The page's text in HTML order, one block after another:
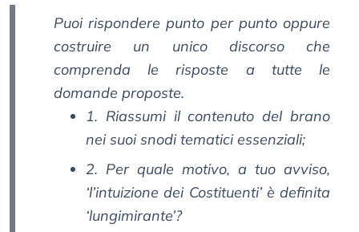
Puoi rispondere punto per punto oppure
costruire un unico discorso che
comprenda le risposte a tutte le
domande proposte.
1. Riassumi il contenuto del brano
nei suoi snodi tematici essenziali;
2. Per quale motivo, a tuo avviso,
‘l’intuizione dei Costituenti’ è definita
‘lungimirante’?